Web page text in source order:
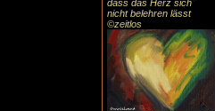
dass das Herz sich
nicht belehren lässt
©zeitlos